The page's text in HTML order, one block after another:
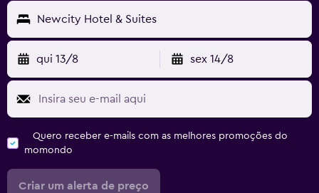
Newcity Hotel & Suites
qui 13/8 sex 14/8
Quero receber e-mails com as melhores promoções do
momondo
Criar um alerta de preço